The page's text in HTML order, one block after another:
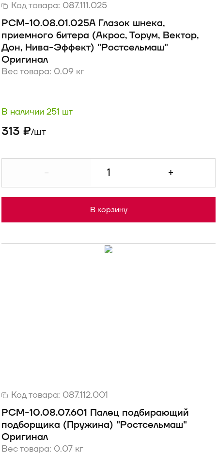
Код товара: 087.111.025
РСМ-10.08.01.025А Глазок шнека,
приемного битера (Акрос, Торум, Вектор,
Дон, Нива-Эффект) "Ростсельмаш"
Оригинал
Вес товара: 0.09 кг
В наличии 251 шт
313 ₽/шт
+
В корзину
Код товара: 087.112.001
РСМ-10.08.07.601 Палец подбирающий
подборщика (Пружина) "Ростсельмаш"
Оригинал
Вес товара: 0.07 кг